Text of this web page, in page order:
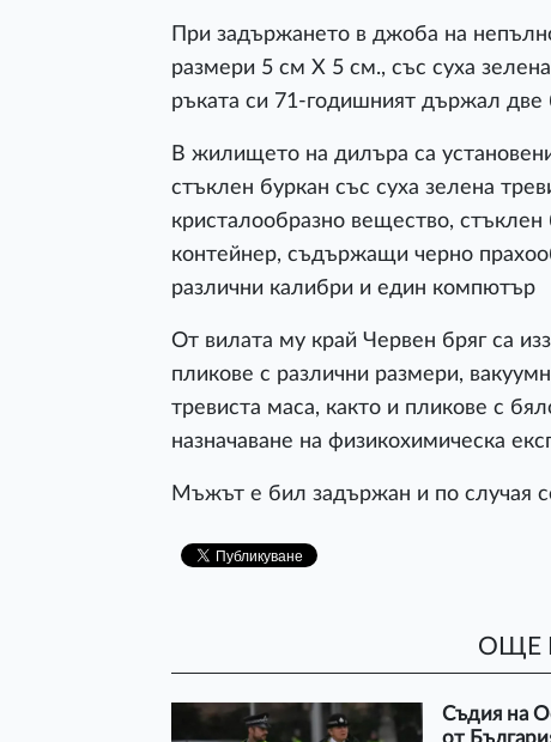
При задържането в джоба на
размери 5 см Х 5 см., със суха
ръката си 71-годишният държал две
В жилището на дилъра са
стъклен буркан със суха зелена
кристалообразно вещество,
контейнер, съдържащи черно
различни калибри и един компютър
От вилата му край Червен бряг са
пликове с различни размери,
тревиста маса, както и пликове с
назначаване на физикохимическа
Мъжът е бил задържан и по случая
ОЩЕ
Съдия на